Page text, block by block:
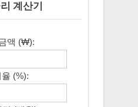
계산기
액 (₩):
(%):